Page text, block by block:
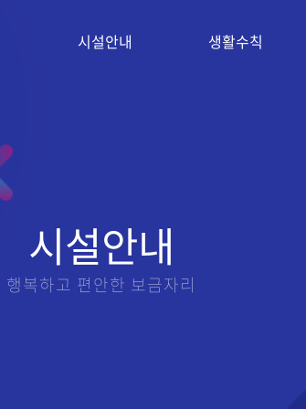
시설안내 생활수칙
시설안내
행복하고 편안한 보금자리